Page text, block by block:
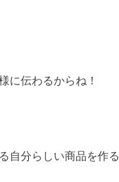
に伝わるからね！
自分らしい商品を作る